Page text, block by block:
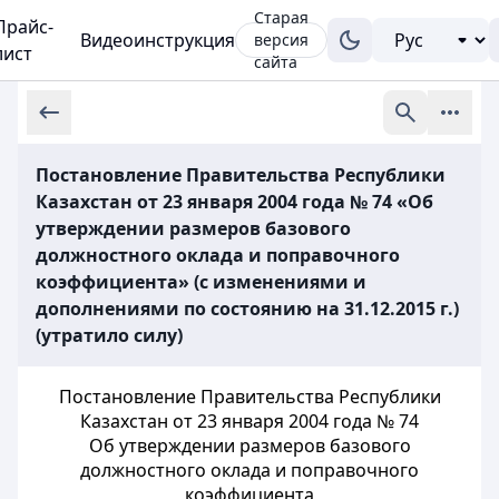
Видеоинструкция
Старая
версия
сайта
Постановление Правительства Республики
Казахстан от 23 января 2004 года № 74 «Об
утверждении размеров базового
должностного оклада и поправочного
коэффициента» (с изменениями и
дополнениями по состоянию на 31.12.2015 г.)
(утратило силу)
Постановление Правительства Республики
Казахстан от 23 января 2004 года № 74
Об утверждении размеров базового
должностного оклада и поправочного